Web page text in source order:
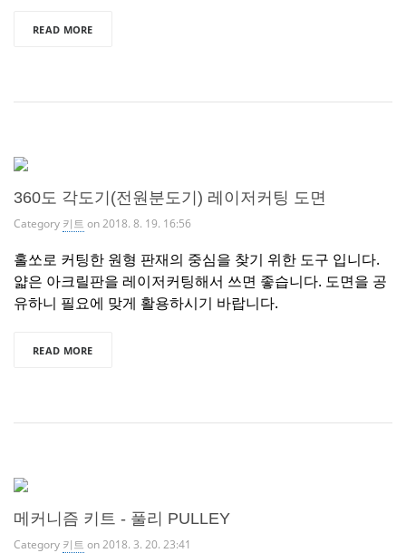
READ MORE
360도 각도기(전원분도기) 레이저커팅 도면
Category 키트 on 2018. 8. 19. 16:56
홀쏘로 커팅한 원형 판재의 중심을 찾기 위한 도구 입니다.
얇은 아크릴판을 레이저커팅해서 쓰면 좋습니다. 도면을 공
유하니 필요에 맞게 활용하시기 바랍니다.
READ MORE
메커니즘 키트 - 풀리 PULLEY
Category 키트 on 2018. 3. 20. 23:41